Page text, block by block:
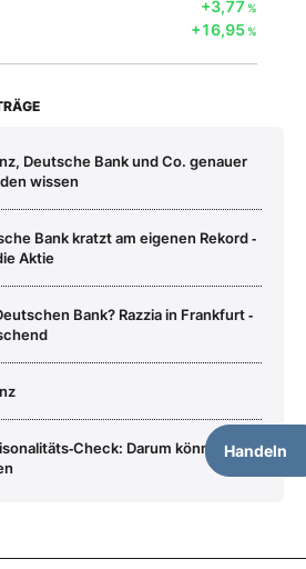
Handeln
+3,77 %
+16,95%
Deutsche Bank und Co. genauer
wissen
Bank kratzt am eigenen Rekord ‑
Aktie
Bank? Razzia in Frankfurt ‑
Darum könnte es